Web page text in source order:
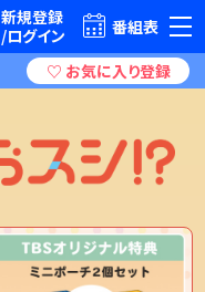
ー『ワクティ』
番組表